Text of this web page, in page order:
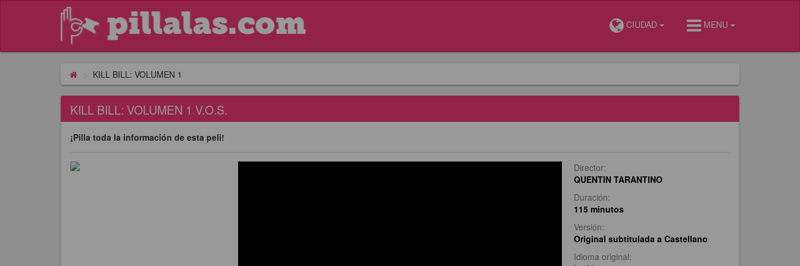
CIUDAD MENU
KILL BILL: VOLUMEN 1
KILL BILL: VOLUMEN 1 V.O.S.
¡Pilla toda la información de esta peli!
Director:
QUENTIN TARANTINO
Duración:
115 minutos
Versión:
Original subtitulada a Castellano
Idioma original: